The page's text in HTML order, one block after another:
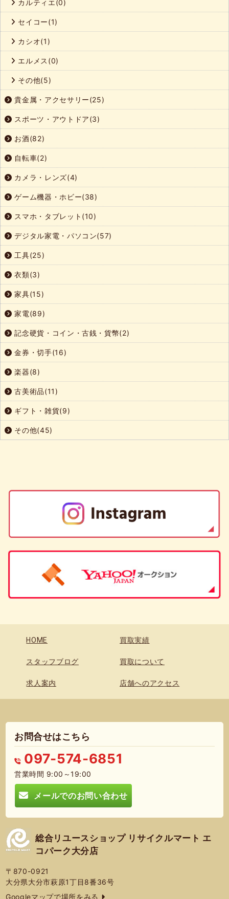
カルティエ(0)
セイコー(1)
カシオ(1)
エルメス(0)
その他(5)
貴金属・アクセサリー(25)
スポーツ・アウトドア(3)
お酒(82)
自転車(2)
カメラ・レンズ(4)
ゲーム機器・ホビー(38)
スマホ・タブレット(10)
デジタル家電・パソコン(57)
工具(25)
衣類(3)
家具(15)
家電(89)
記念硬貨・コイン・古銭・貨幣(2)
金券・切手(16)
楽器(8)
古美術品(11)
ギフト・雑貨(9)
その他(45)
HOME 買取実績
スタッフブログ 買取について
求人案内 店舗へのアクセス
お問合せはこちら
097-574-6851
営業時間 9:00～19:00
メールでのお問い合わせ
総合リユースショップ リサイクルマート エ
コパーク大分店
〒870-0921
大分県大分市萩原1丁目8番36号
Googleマップで場所をみる